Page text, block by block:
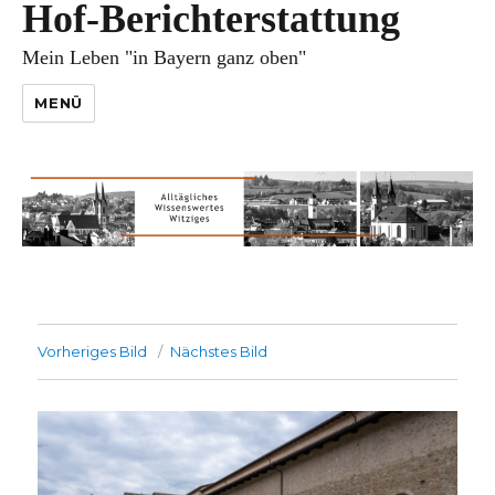
Hof-Berichterstattung
Mein Leben "in Bayern ganz oben"
MENÜ
Vorheriges Bild Nächstes Bild